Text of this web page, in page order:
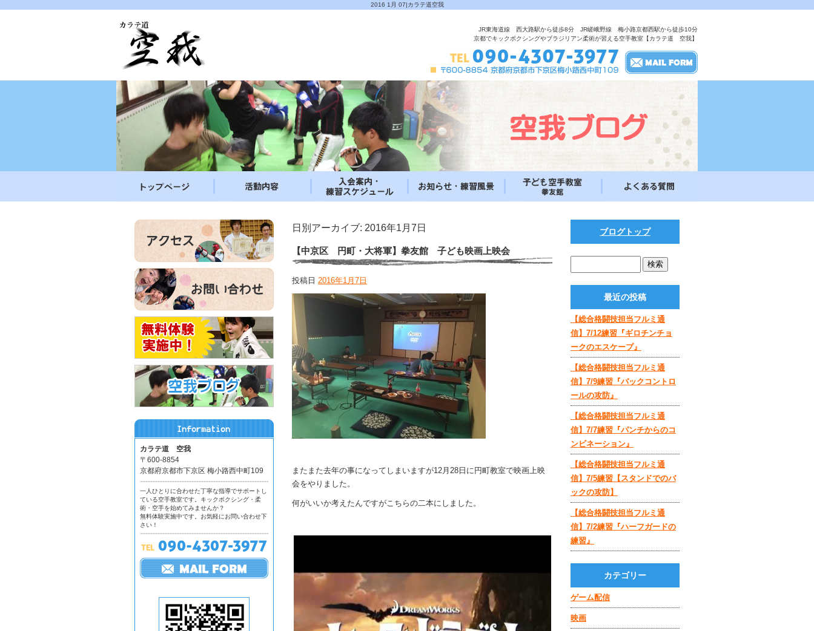
2016 1月 07|カラテ道空我
JR東海道線 西大路駅から徒歩8分 JR嵯峨野線 梅小路京都西駅から徒歩10分
京都でキックボクシングやブラジリアン柔術が習える空手教室【カラテ道 空我】
カラテ道 空我
〒600-8854
京都府京都市下京区 梅小路西中町109
一人ひとりに合わせた丁寧な指導でサポートし
ている空手教室です。キックボクシング・柔
術・空手を始めてみませんか？
無料体験実施中です。お気軽にお問い合わせ下
さい！
日別アーカイブ: 2016年1月7日
【中京区 円町・大将軍】拳友館 子ども映画上映会
投稿日 2016年1月7日
またまた去年の事になってしまいますが12月28日に円町教室で映画上映
会をやりました。
何がいいか考えたんですがこちらの二本にしました。
ブログトップ
最近の投稿
【総合格闘技担当フルミ通
信】7/12練習『ギロチンチョ
ークのエスケープ』
【総合格闘技担当フルミ通
信】7/9練習『バックコントロ
ールの攻防』
【総合格闘技担当フルミ通
信】7/7練習『パンチからのコ
ンビネーション』
【総合格闘技担当フルミ通
信】7/5練習【スタンドでのバ
ックの攻防】
【総合格闘技担当フルミ通
信】7/2練習『ハーフガードの
練習』
カテゴリー
ゲーム配信
映画